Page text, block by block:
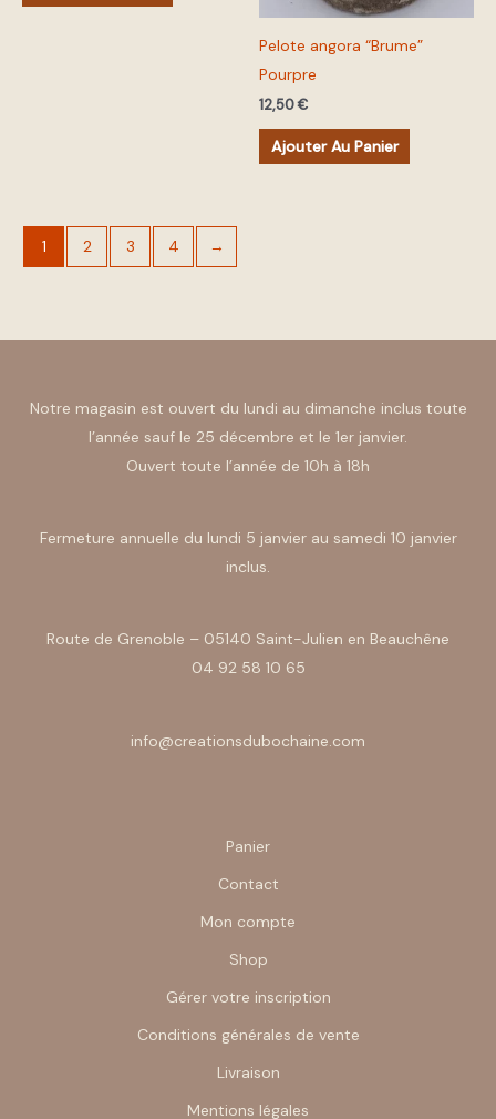
Pelote angora “Brume”
Pourpre
12,50€
Ajouter Au Panier
1 2 3 4 →
Notre magasin est ouvert du lundi au dimanche inclus toute
l’année sauf le 25 décembre et le 1er janvier.
Ouvert toute l’année de 10h à 18h
Fermeture annuelle du lundi 5 janvier au samedi 10 janvier
inclus.
Route de Grenoble – 05140 Saint-Julien en Beauchêne
04 92 58 10 65
info@creationsdubochaine.com
Panier
Contact
Mon compte
Shop
Gérer votre inscription
Conditions générales de vente
Livraison
Mentions légales